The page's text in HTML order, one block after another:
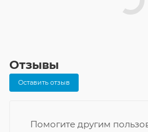
Отзывы
Оставить отзыв
Помогите другим